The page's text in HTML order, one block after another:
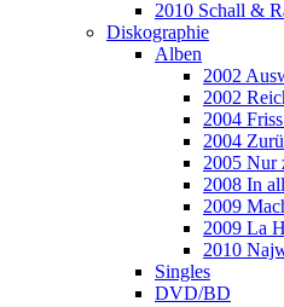
2010 Schall &
Diskographie
Alben
2002
2002
2004
2004
2005 Nur
2008 In
2009
2009 La
2010
Singles
DVD/BD